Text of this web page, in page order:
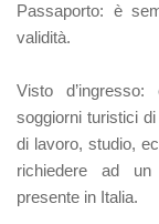
Passaporto: è
validità.
Visto d’ingresso:
soggiorni turistici
di lavoro, studio,
richiedere ad un
presente in Italia.